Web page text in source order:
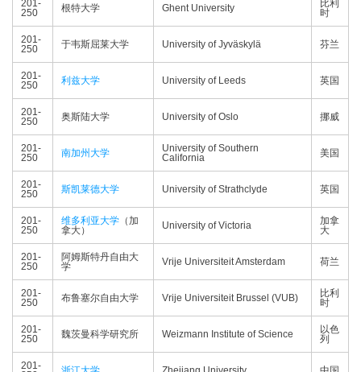
201-
250
根特大学 Ghent University
比利
时
201-
250
于韦斯屈莱大学 University of Jyväskylä 芬兰
201-
250
利兹大学 University of Leeds 英国
201-
250
奥斯陆大学 University of Oslo 挪威
201-
250
南加州大学
University of Southern
California
美国
201-
250
斯凯莱德大学 University of Strathclyde 英国
201-
250
维多利亚大学 （加
拿大）
University of Victoria
加拿
大
201-
250
阿姆斯特丹自由大
学
Vrije Universiteit Amsterdam 荷兰
201-
250
布鲁塞尔自由大学 Vrije Universiteit Brussel (VUB)
比利
时
201-
250
魏茨曼科学研究所 Weizmann Institute of Science
以色
列
201-